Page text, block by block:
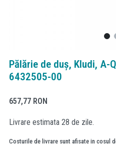
Pălărie de duș, Kludi, A-
6432505-00
657,77 RON
Livrare estimata 28 de zile.
Costurile de livrare sunt afisate in cosul